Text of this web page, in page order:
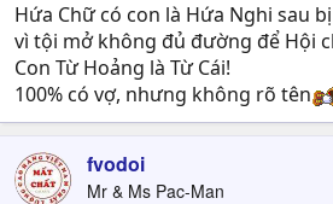
Hứa Chữ có con là Hứa Nghi sau
vì tội mở không đủ đường để Hội
Con Từ Hoảng là Từ Cái!
100% có vợ, nhưng không rõ tên
fvodoi
Mr & Ms Pac-Man